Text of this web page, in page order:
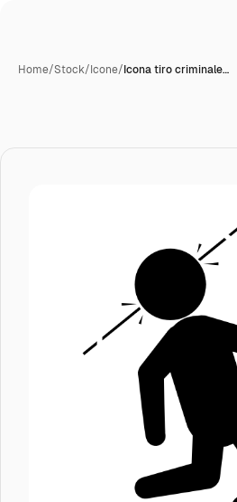
Home/Stock/Icone/Icona tiro criminale…